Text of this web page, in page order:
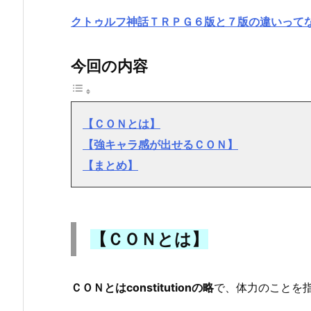
クトゥルフ神話ＴＲＰＧ６版と７版の違いって
今回の内容
【ＣＯＮとは】
【強キャラ感が出せるＣＯＮ】
【まとめ】
【ＣＯＮとは】
ＣＯＮとはconstitutionの略で、体力のことを